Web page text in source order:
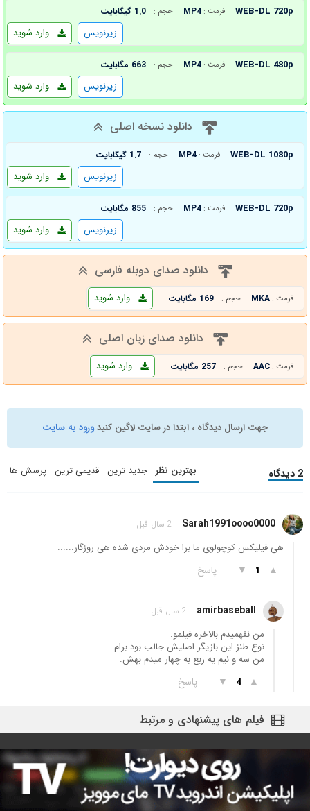
WEB-DL 720p فرمت : MP4 حجم : 1.0 گیگابایت
وارد شوید زیرنویس
WEB-DL 480p فرمت : MP4 حجم : 663 مگابایت
وارد شوید زیرنویس
دانلود نسخه اصلی
WEB-DL 1080p فرمت : MP4 حجم : 1.7 گیگابایت
وارد شوید زیرنویس
WEB-DL 720p فرمت : MP4 حجم : 855 مگابایت
وارد شوید زیرنویس
دانلود صدای دوبله فارسی
فرمت : MKA حجم : 169 مگابایت وارد شوید
دانلود صدای زبان اصلی
فرمت : AAC حجم : 257 مگابایت وارد شوید
جهت ارسال دیدگاه ، ابتدا در سایت لاگین کنیدورود به سایت
2 دیدگاه بهترین نظر جدید ترین قدیمی ترین پرسش ها
Sarah1991oooo0000 2 سال قبل
هی فیلیکس کوچولوی ما برا خودش مردی شده هی روزگار......
▲
1
▼ پاسخ
amirbaseball 2 سال قبل
من نفهمیدم بالاخره فیلمو.
نوع طنز این بازیگر اصلیش جالب بود برام.
من سه و نیم یه ربع به چهار میدم بهش.
▲
4
▼ پاسخ
فیلم های پیشنهادی و مرتبط